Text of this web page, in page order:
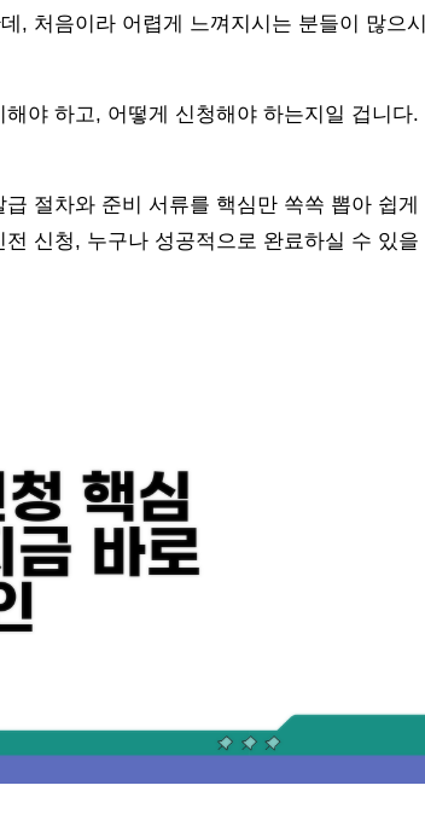
, 처음이라 어렵게 느껴지시는 분들이 많으시
야 하고, 어떻게 신청해야 하는지일 겁니다.
절차와 준비 서류를 핵심만 쏙쏙 뽑아 쉽게
신청, 누구나 성공적으로 완료하실 수 있을